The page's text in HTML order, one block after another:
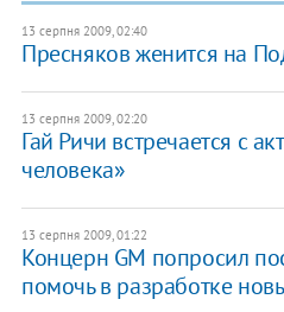
13 серпня 2009, 02:40
Пресняков женится на
13 серпня 2009, 02:20
Гай Ричи встречается с
человека»
13 серпня 2009, 01:22
Концерн GM попросил
помочь в разработке